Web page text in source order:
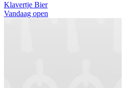
Klavertje Bier
Vandaag open